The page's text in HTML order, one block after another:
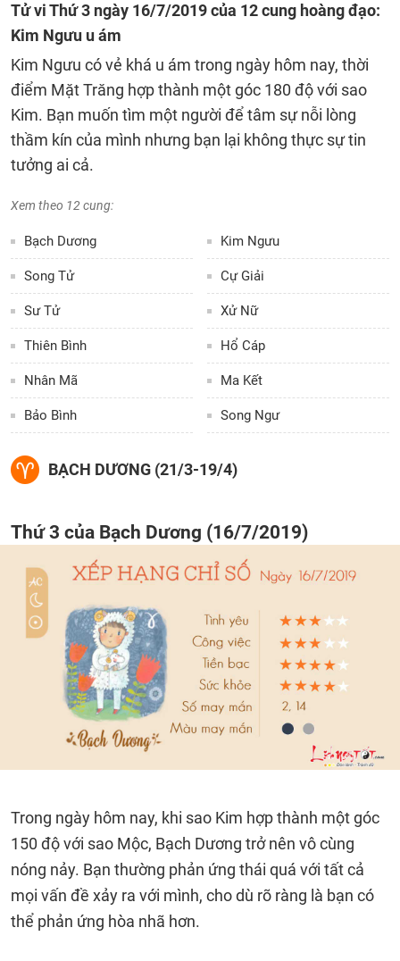
Tử vi Thứ 3 ngày 16/7/2019 của 12 cung hoàng đạo:
Kim Ngưu u ám
Kim Ngưu có vẻ khá u ám trong ngày hôm nay, thời
điểm Mặt Trăng hợp thành một góc 180 độ với sao
Kim. Bạn muốn tìm một người để tâm sự nỗi lòng
thầm kín của mình nhưng bạn lại không thực sự tin
tưởng ai cả.
Xem theo 12 cung:
Bạch Dương Kim Ngưu
Song Tử Cự Giải
Sư Tử Xử Nữ
Thiên Bình Hổ Cáp
Nhân Mã Ma Kết
Bảo Bình Song Ngư
BẠCH DƯƠNG (21/3-19/4)
Thứ 3 của Bạch Dương (16/7/2019)
Trong ngày hôm nay, khi sao Kim hợp thành một góc
150 độ với sao Mộc, Bạch Dương trở nên vô cùng
nóng nảy. Bạn thường phản ứng thái quá với tất cả
mọi vấn đề xảy ra với mình, cho dù rõ ràng là bạn có
thể phản ứng hòa nhã hơn.